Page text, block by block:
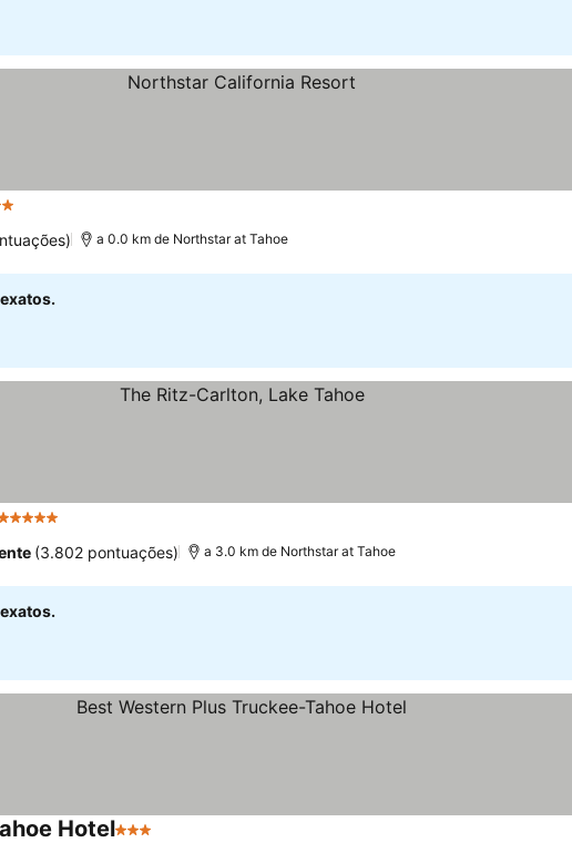
a 0.0 km de Northstar at Tahoe
5 Estrelas
(3.802 pontuações) a 3.0 km de Northstar at Tahoe
Hotel3 Estrelas